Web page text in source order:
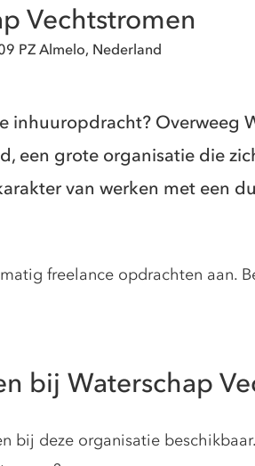
Vechtstromen
PZ Almelo, Nederland
inhuuropdracht? Overweeg
een grote organisatie die
van werken met een
freelance opdrachten aan.
bij Waterschap
bij deze organisatie